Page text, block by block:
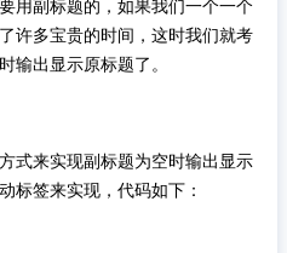
用副标题的，如果我们一个一个
许多宝贵的时间，这时我们就考
输出显示原标题了。
式来实现副标题为空时输出显示
标签来实现，代码如下：